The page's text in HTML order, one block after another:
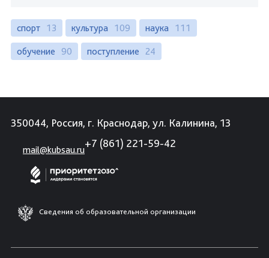
спорт 13 культура 109 наука 111
обучение 90 поступление 24
350044, Россия, г. Краснодар, ул. Калинина, 13
mail@kubsau.ru
+7 (861) 221-59-42
Сведения об образовательной организации